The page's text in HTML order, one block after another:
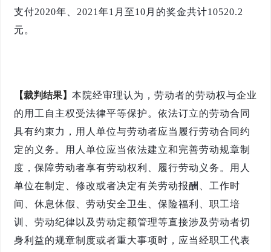
支付2020年、2021年1月至10月的奖金共计10520.2
元。
【裁判结果】 本院经审理认为， 劳动者的劳动权与企业
的用工自主权受法律平等保护。依法订立的劳动合同
具有约束力，用人单位与劳动者应当履行劳动合同约
定的义务。用人单位应当依法建立和完善劳动规章制
度，保障劳动者享有劳动权利、履行劳动义务。用人
单位在制定、修改或者决定有关劳动报酬、工作时
间、休息休假、劳动安全卫生、保险福利、职工培
训、劳动纪律以及劳动定额管理等直接涉及劳动者切
身利益的规章制度或者重大事项时，应当经职工代表